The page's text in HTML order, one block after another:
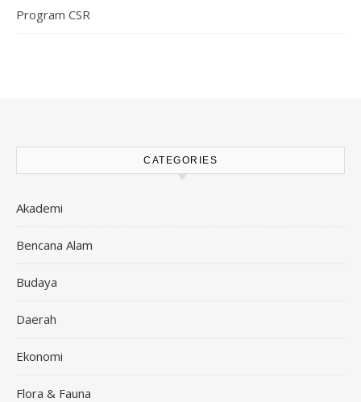
Program CSR
CATEGORIES
Akademi
Bencana Alam
Budaya
Daerah
Ekonomi
Flora & Fauna